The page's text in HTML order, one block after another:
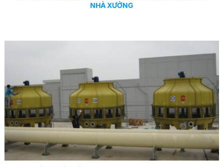
NHÀ XƯỞNG